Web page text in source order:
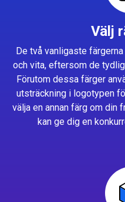
Välj
De två vanligaste
och vita, eftersom de
Förutom dessa färger
utsträckning i logotypen
välja en annan färg om din
kan ge dig en